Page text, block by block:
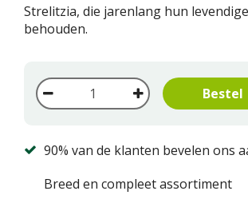
Strelitzia, die jarenlang hun
behouden.
90% van de klanten bevelen ons
Breed en compleet assortiment